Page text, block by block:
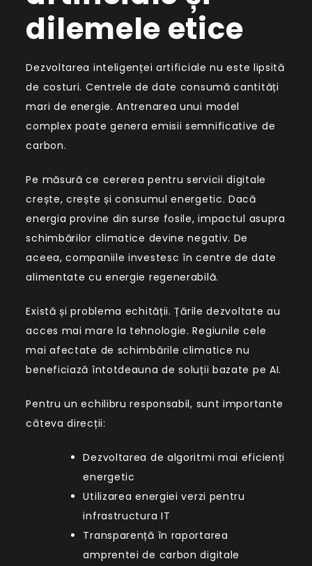
dilemele etice
Dezvoltarea inteligenței artificiale nu este lipsită
de costuri. Centrele de date consumă cantități
mari de energie. Antrenarea unui model
complex poate genera emisii semnificative de
carbon.
Pe măsură ce cererea pentru servicii digitale
crește, crește și consumul energetic. Dacă
energia provine din surse fosile, impactul asupra
schimbărilor climatice devine negativ. De
aceea, companiile investesc în centre de date
alimentate cu energie regenerabilă.
Există și problema echității. Țările dezvoltate au
acces mai mare la tehnologie. Regiunile cele
mai afectate de schimbările climatice nu
beneficiază întotdeauna de soluții bazate pe AI.
Pentru un echilibru responsabil, sunt importante
câteva direcții:
Dezvoltarea de algoritmi mai eficienți
energetic
Utilizarea energiei verzi pentru
infrastructura IT
Transparență în raportarea
amprentei de carbon digitale